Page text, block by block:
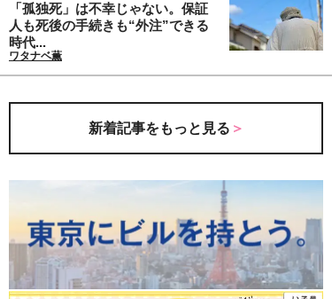
「孤独死」は不幸じゃない。保証
人も死後の手続きも“外注”できる
時代...
ワタナベ薫
新着記事をもっと見る